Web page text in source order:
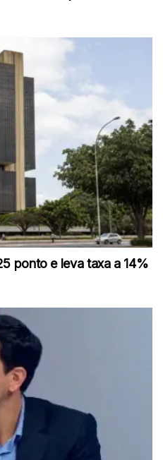
ponto e leva taxa a 14%